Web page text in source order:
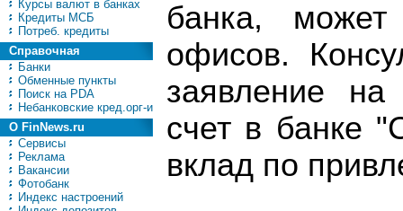
Курсы валют в банках
Кредиты МСБ
Потреб. кредиты
Справочная
Банки
Обменные пункты
Поиск на PDA
Небанковские кред.орг-и
О FinNews.ru
Сервисы
Реклама
Вакансии
Фотобанк
Индекс настроений
банка,
офисов.
заявление
счет в банке
вклад по